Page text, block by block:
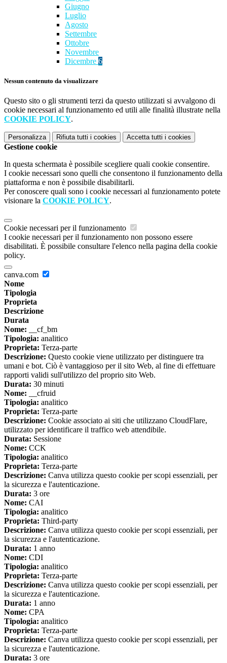
Giugno
Luglio
Agosto
Settembre
Ottobre
Novembre
Dicembre 6
Nessun contenuto da visualizzare
Questo sito o gli strumenti terzi da questo utilizzati si avvalgono di
cookie necessari al funzionamento ed utili alle finalità illustrate nella
COOKIE POLICY.
Personalizza Rifiuta tutti i cookies Accetta tutti i cookies
Gestione cookie
In questa schermata è possibile scegliere quali cookie consentire.
I cookie necessari sono quelli che consentono il funzionamento della
piattaforma e non è possibile disabilitarli.
Per conoscere quali sono i cookie necessari al funzionamento potete
visionare la COOKIE POLICY.
Cookie necessari per il funzionamento
I cookie necessari per il funzionamento non possono essere
disabilitati. È possibile consultare l'elenco nella pagina della cookie
policy.
canva.com
Nome
Tipologia
Proprieta
Descrizione
Durata
Nome: __cf_bm
Tipologia: analitico
Proprieta: Terza-parte
Descrizione: Questo cookie viene utilizzato per distinguere tra
umani e bot. Ciò è vantaggioso per il sito Web, al fine di effettuare
rapporti validi sull'utilizzo del proprio sito Web.
Durata: 30 minuti
Nome: __cfruid
Tipologia: analitico
Proprieta: Terza-parte
Descrizione: Cookie associato ai siti che utilizzano CloudFlare,
utilizzato per identificare il traffico web attendibile.
Durata: Sessione
Nome: CCK
Tipologia: analitico
Proprieta: Terza-parte
Descrizione: Canva utilizza questo cookie per scopi essenziali, per
la sicurezza e l'autenticazione.
Durata: 3 ore
Nome: CAI
Tipologia: analitico
Proprieta: Third-party
Descrizione: Canva utilizza questo cookie per scopi essenziali, per
la sicurezza e l'autenticazione.
Durata: 1 anno
Nome: CDI
Tipologia: analitico
Proprieta: Terza-parte
Descrizione: Canva utilizza questo cookie per scopi essenziali, per
la sicurezza e l'autenticazione.
Durata: 1 anno
Nome: CPA
Tipologia: analitico
Proprieta: Terza-parte
Descrizione: Canva utilizza questo cookie per scopi essenziali, per
la sicurezza e l'autenticazione.
Durata: 3 ore